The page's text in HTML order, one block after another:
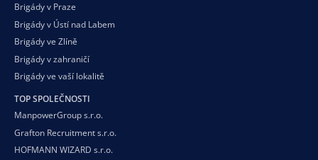
Brigády v Praze
Brigády v Ústí nad Labem
Brigády ve Zlíně
Brigády v zahraničí
Brigády ve vaší lokalitě
TOP SPOLEČNOSTI
ManpowerGroup s.r.o.
Grafton Recruitment s.r.o.
HOFMANN WIZARD s.r.o.